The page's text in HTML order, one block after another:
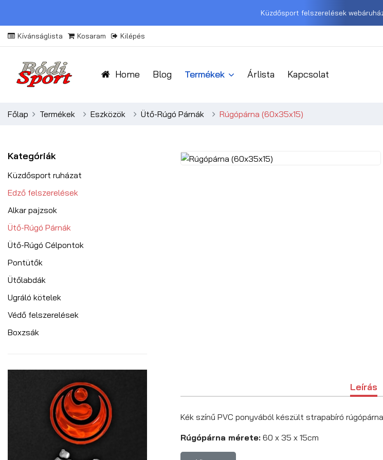
Küzdősport felszerelések
Kívánságlista Kosaram Kilépés
Home Blog Termékek Árlista Kapcsolat
Főlap Termékek Eszközök Ütő-Rúgó Párnák Rúgópárna (60x35x15)
Kategóriák
Küzdősport ruházat
Edző felszerelések
Alkar pajzsok
Ütő-Rúgó Párnák
Ütő-Rúgó Célpontok
Pontütők
Ütőlabdák
Ugráló kötelek
Védő felszerelések
Boxzsák
Leírás
Kék színű PVC ponyvából készült strapabíró rúgópárna
Rúgópárna mérete: 60 x 35 x 15cm